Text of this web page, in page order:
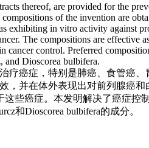
thereof, are provided for the
of the invention are
exhibiting in vitro activity against
The compositions are
cancer control. Preferred
and Dioscorea bulbifera.
疗癌症，特别是肺癌、食管癌
，并在体外表现出对前列腺癌和
这些癌症。本发明解决了癌症控
和Dioscorea bulbifera的成分。